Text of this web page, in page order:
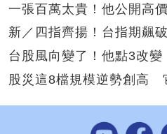
一張百萬太貴！他公開高
新／四指齊揚！台指期飆
台股風向變了！他點3改變
股災這8檔規模逆勢創高